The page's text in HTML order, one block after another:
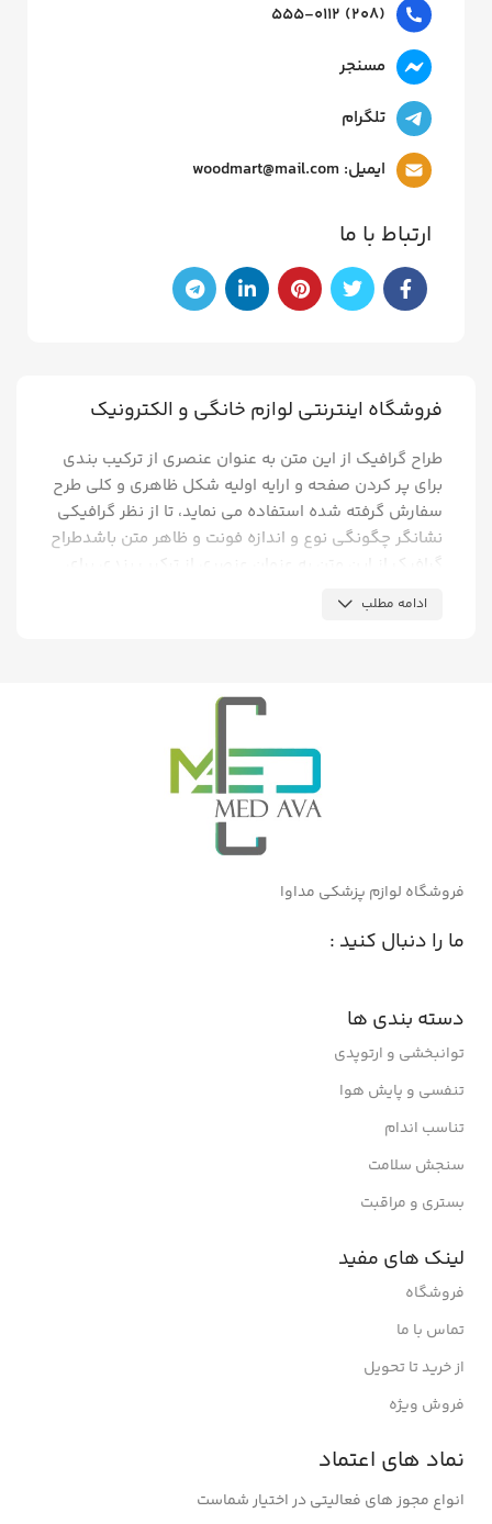
(208) 555-0112
مسنجر
تلگرام
ایمیل: woodmart@mail.com
ارتباط با ما
فروشگاه اینترنتی لوازم خانگی و الکترونیک
طراح گرافیک از این متن به عنوان عنصری از ترکیب بندی
برای پر کردن صفحه و ارایه اولیه شکل ظاهری و کلی طرح
سفارش گرفته شده استفاده می نماید، تا از نظر گرافیکی
نشانگر چگونگی نوع و اندازه فونت و ظاهر متن باشدطراح
گرافیک از این متن به عنوان عنصری از ترکیب بندی برای
سفارش گرفته شده استفاده می نماید، تا از نظر گرافیکی
نشانگر چگونگی نوع و اندازه فونت و ظاهر متن باشدطراح
گرافیک از این متن به عنوان عنصری از ترکیب بندی برای
پر کردن صفحه و ارایه اولیه شکل ظاهر.
ادامه مطلب
فروشگاه لوازم پزشکی مداوا
ما را دنبال کنید :
دسته بندی ها
توانبخشی و ارتوپدی
تنفسی و پایش هوا
تناسب اندام
سنجش سلامت
بستری و مراقبت
لینک های مفید
فروشگاه
تماس با ما
از خرید تا تحویل
فروش ویژه
نماد های اعتماد
انواع مجوز های فعالیتی در اختیار شماست